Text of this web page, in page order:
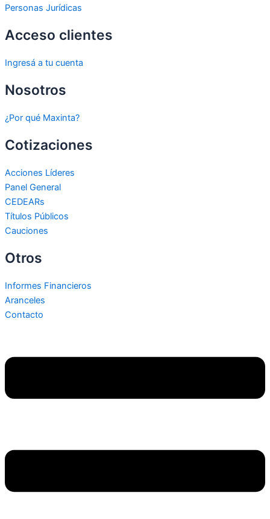
Personas Jurídicas
Acceso clientes
Ingresá a tu cuenta
Nosotros
¿Por qué Maxinta?
Cotizaciones
Acciones Líderes
Panel General
CEDEARs
Títulos Públicos
Cauciones
Otros
Informes Financieros
Aranceles
Contacto